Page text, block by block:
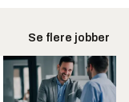
Se flere jobber